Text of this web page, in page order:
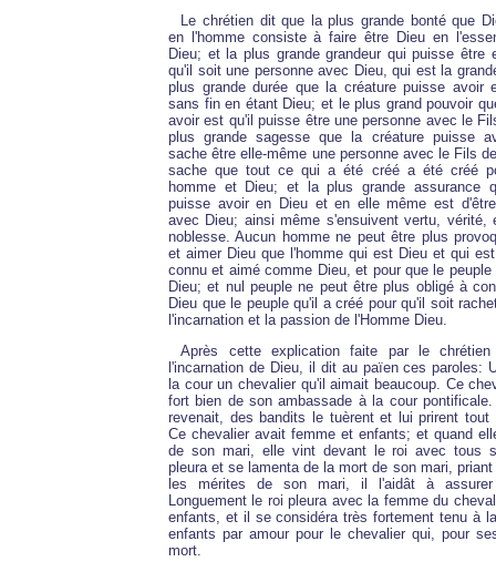
Le chrétien dit que la plus grande bonté que
en l'homme consiste à faire être Dieu en
Dieu; et la plus grande grandeur qui puisse être
qu'il soit une personne avec Dieu, qui est la
plus grande durée que la créature puisse avoir
sans fin en étant Dieu; et le plus grand pouvoir
avoir est qu'il puisse être une personne avec le
plus grande sagesse que la créature puisse
sache être elle-même une personne avec le Fils
sache que tout ce qui a été créé a été créé
homme et Dieu; et la plus grande assurance
puisse avoir en Dieu et en elle même est
avec Dieu; ainsi même s'ensuivent vertu, vérité,
noblesse. Aucun homme ne peut être plus
et aimer Dieu que l'homme qui est Dieu et qui
connu et aimé comme Dieu, et pour que le
Dieu; et nul peuple ne peut être plus obligé à
Dieu que le peuple qu'il a créé pour qu'il soit
l'incarnation et la passion de l'Homme Dieu.
Après cette explication faite par le
l'incarnation de Dieu, il dit au païen ces paroles:
la cour un chevalier qu'il aimait beaucoup. Ce
fort bien de son ambassade à la cour
revenait, des bandits le tuèrent et lui prirent tout
Ce chevalier avait femme et enfants; et quand
de son mari, elle vint devant le roi avec tous
pleura et se lamenta de la mort de son mari,
les mérites de son mari, il l'aidât à
Longuement le roi pleura avec la femme du
enfants, et il se considéra très fortement tenu à
enfants par amour pour le chevalier qui, pour
mort.